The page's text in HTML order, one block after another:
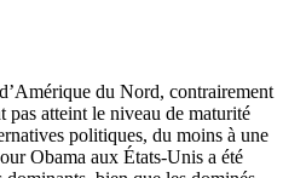
du Nord, contrairement
pas atteint le niveau de maturité
politiques, du moins à une
Obama aux États-Unis a été